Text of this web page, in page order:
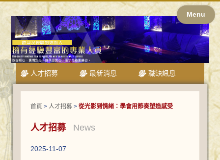
Menu
人才招募 最新消息 職缺訊息
首頁 > 人才招募 >從光影到情緒：學會用節奏塑造感受
人才招募 News
2025-11-07